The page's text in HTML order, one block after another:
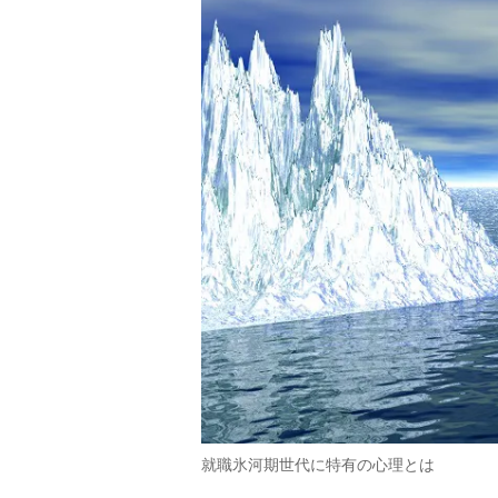
就職氷河期世代に特有の心理とは